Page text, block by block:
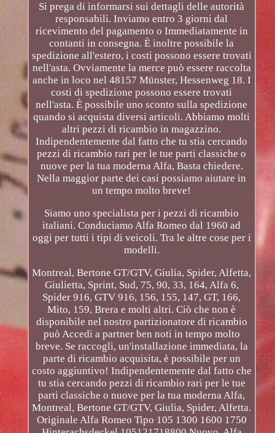
Si prega di informarsi sui dettagli delle autorità
responsabili. Inviamo entro 3 giorni dal
ricevimento del pagamento o Immediatamente in
contanti in consegna. È inoltre possibile la
spedizione all'estero, i costi possono essere trovati
nell'asta. Ovviamente la merce può essere raccolta
anche in loco nel 48157 Münster, Hessenweg 18. I
costi di spedizione possono essere trovati
nell'asta. È possibile uno sconto sulla spedizione
quando si acquista diversi articoli. Abbiamo molti
altri pezzi di ricambio in magazzino.
Indipendentemente dal fatto che tu stia cercando
pezzi di ricambio rari per le tue parti classiche o
nuove per la tua moderna Alfa, Basta chiedere.
Nella maggior parte dei casi possiamo aiutare in
un tempo molto breve!
Siamo uno specialista per i pezzi di ricambio
italiani. Conduciamo Alfa Romeo dal 1960 ad
oggi per tutti i tipi di veicoli. Tra le altre cose per i
modelli.
Montreal, Bertone GT/GTV, Giulia, Spider, Alfetta,
Giulietta, Sprint, Sud, 75, 90, 33, 164, Alfa 6,
Spider 916, GTV 916, 156, 155, 147, GT, 166,
Mito, 159, Brera e molti altri. Ciò che non è
disponibile nel nostro partizionatore di ricambio
può Accedi a partner ben noti in tempo molto
breve. Se raccogli, un'installazione immediata, la
parte di ricambio acquisita, è possibile per un
costo aggiuntivo! Indipendentemente dal fatto che
tu stia cercando pezzi di ricambio rari per le tue
parti classiche o nuove per la tua moderna Alfa,
Montreal, Bertone GT/GTV, Giulia, Spider, Alfetta.
Originale Alfa Romeo Tipo 105 1300 1600 1750